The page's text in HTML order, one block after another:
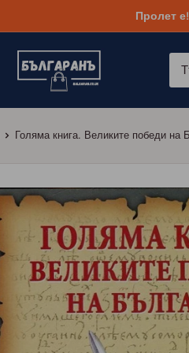
Пролет
Голяма книга. Великите победи на